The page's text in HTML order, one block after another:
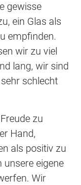
gewisse
ein Glas als
empfinden.
wir zu viel
lang, wir sind
schlecht
zu
Hand,
als positiv zu
unsere eigene
Wir